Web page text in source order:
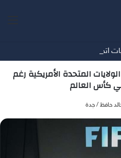
اتحاد كرة القدم
المتحدة الأمريكية رغم
كأس العالم
حافظ / جدة